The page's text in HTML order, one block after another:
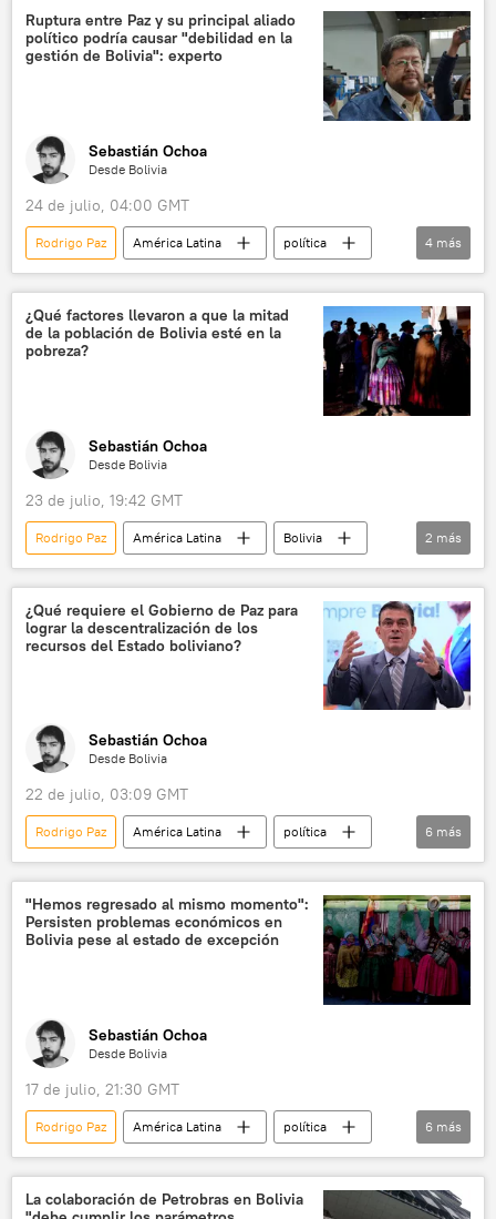
Ruptura entre Paz y su principal aliado
político podría causar "debilidad en la
gestión de Bolivia": experto
Sebastián Ochoa
Desde Bolivia
24 de julio, 04:00 GMT
Rodrigo Paz América Latina
política
Bolivia
Movimiento Al Socialismo (MAS)
Samuel Doria Medina
💬 Opinión y Análisis
4 más
¿Qué factores llevaron a que la mitad
de la población de Bolivia esté en la
pobreza?
Sebastián Ochoa
Desde Bolivia
23 de julio, 19:42 GMT
Rodrigo Paz América Latina
Bolivia
pobreza
💬 Opinión y Análisis
2 más
¿Qué requiere el Gobierno de Paz para
lograr la descentralización de los
recursos del Estado boliviano?
Sebastián Ochoa
Desde Bolivia
22 de julio, 03:09 GMT
Rodrigo Paz América Latina
política
Chuquisaca
La Paz
El Alto
Antonio José de Sucre
Koohee Han
Centro de Investigaciones y Desarrollo Nuclear (Bolivia)
6 más
"Hemos regresado al mismo momento":
Persisten problemas económicos en
Bolivia pese al estado de excepción
Sebastián Ochoa
Desde Bolivia
17 de julio, 21:30 GMT
Rodrigo Paz América Latina
política
Evo Morales
Central Obrera Boliviana (COB)
Banco Central de Bolivia
Bolivia
6 más
La colaboración de Petrobras en Bolivia